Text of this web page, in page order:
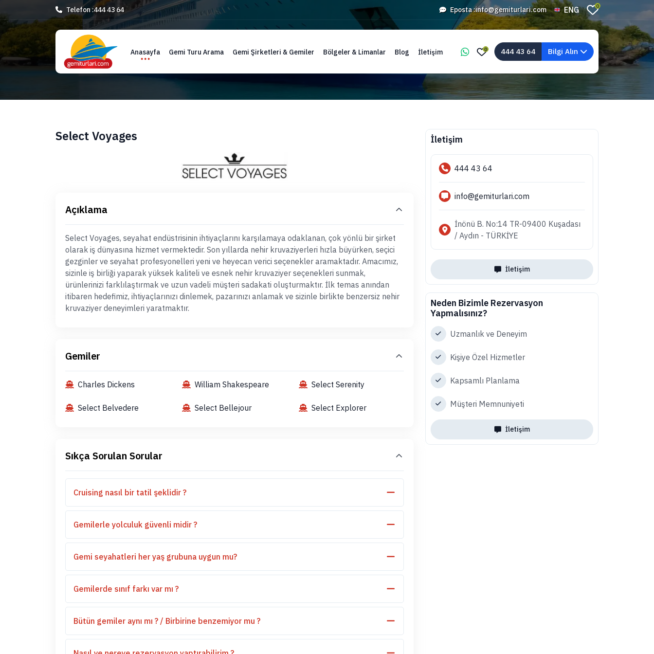
Telefon :444 43 64 Eposta :info@gemiturlari.com ENG 0
Anasayfa Gemi Turu Arama Gemi Şirketleri & Gemiler Bölgeler & Limanlar Blog İletişim 0 444 43 64 Bilgi Alın
Select Voyages
Açıklama
Select Voyages, seyahat endüstrisinin ihtiyaçlarını karşılamaya odaklanan, çok yönlü bir şirket
olarak iş dünyasına hizmet vermektedir. Son yıllarda nehir kruvaziyerleri hızla büyürken, seçici
gezginler ve seyahat profesyonelleri yeni ve heyecan verici seçenekler aramaktadır. Amacımız,
sizinle iş birliği yaparak yüksek kaliteli ve esnek nehir kruvaziyer seçenekleri sunmak,
ürünlerinizi farklılaştırmak ve uzun vadeli müşteri sadakati oluşturmaktır. İlk temas anından
itibaren hedefimiz, ihtiyaçlarınızı dinlemek, pazarınızı anlamak ve sizinle birlikte benzersiz nehir
kruvaziyer deneyimleri yaratmaktır.
Gemiler
Charles Dickens William Shakespeare Select Serenity
Select Belvedere Select Bellejour Select Explorer
Sıkça Sorulan Sorular
Cruising nasıl bir tatil şeklidir ?
Gemilerle yolculuk güvenli midir ?
Gemi seyahatleri her yaş grubuna uygun mu?
Gemilerde sınıf farkı var mı ?
Bütün gemiler aynı mı ? / Birbirine benzemiyor mu ?
İletişim
444 43 64
info@gemiturlari.com
İnönü B. No:14 TR-09400 Kuşadası
/ Aydın - TÜRKİYE
İletişim
Neden Bizimle Rezervasyon
Yapmalısınız?
Uzmanlık ve Deneyim
Kişiye Özel Hizmetler
Kapsamlı Planlama
Müşteri Memnuniyeti
İletişim